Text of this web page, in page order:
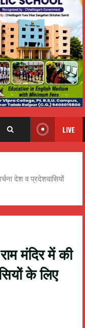
LIVE
देश व प्रदेशवासियों
मंदिर में की
के लिए